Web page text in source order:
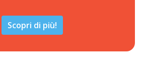
Scopri di più!